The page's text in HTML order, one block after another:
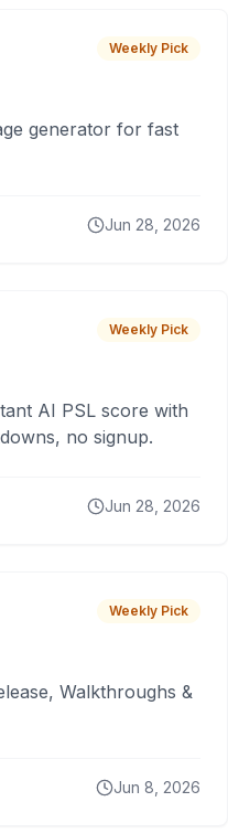
Weekly Pick
generator for fast
Jun 28, 2026
Weekly Pick
AI PSL score with
no signup.
Jun 28, 2026
Weekly Pick
Walkthroughs &
Jun 8, 2026